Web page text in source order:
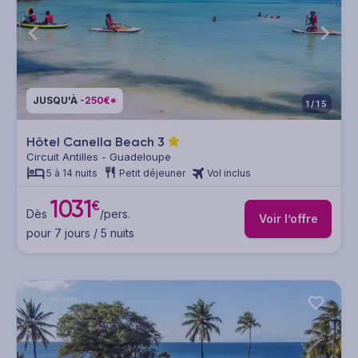
JUSQU'À -250€* 1/15
Hôtel Canella Beach 3
Circuit Antilles - Guadeloupe
5 à 14 nuits Petit déjeuner Vol inclus
Dès 1031€/pers.
pour 7 jours / 5 nuits
Voir l’offre